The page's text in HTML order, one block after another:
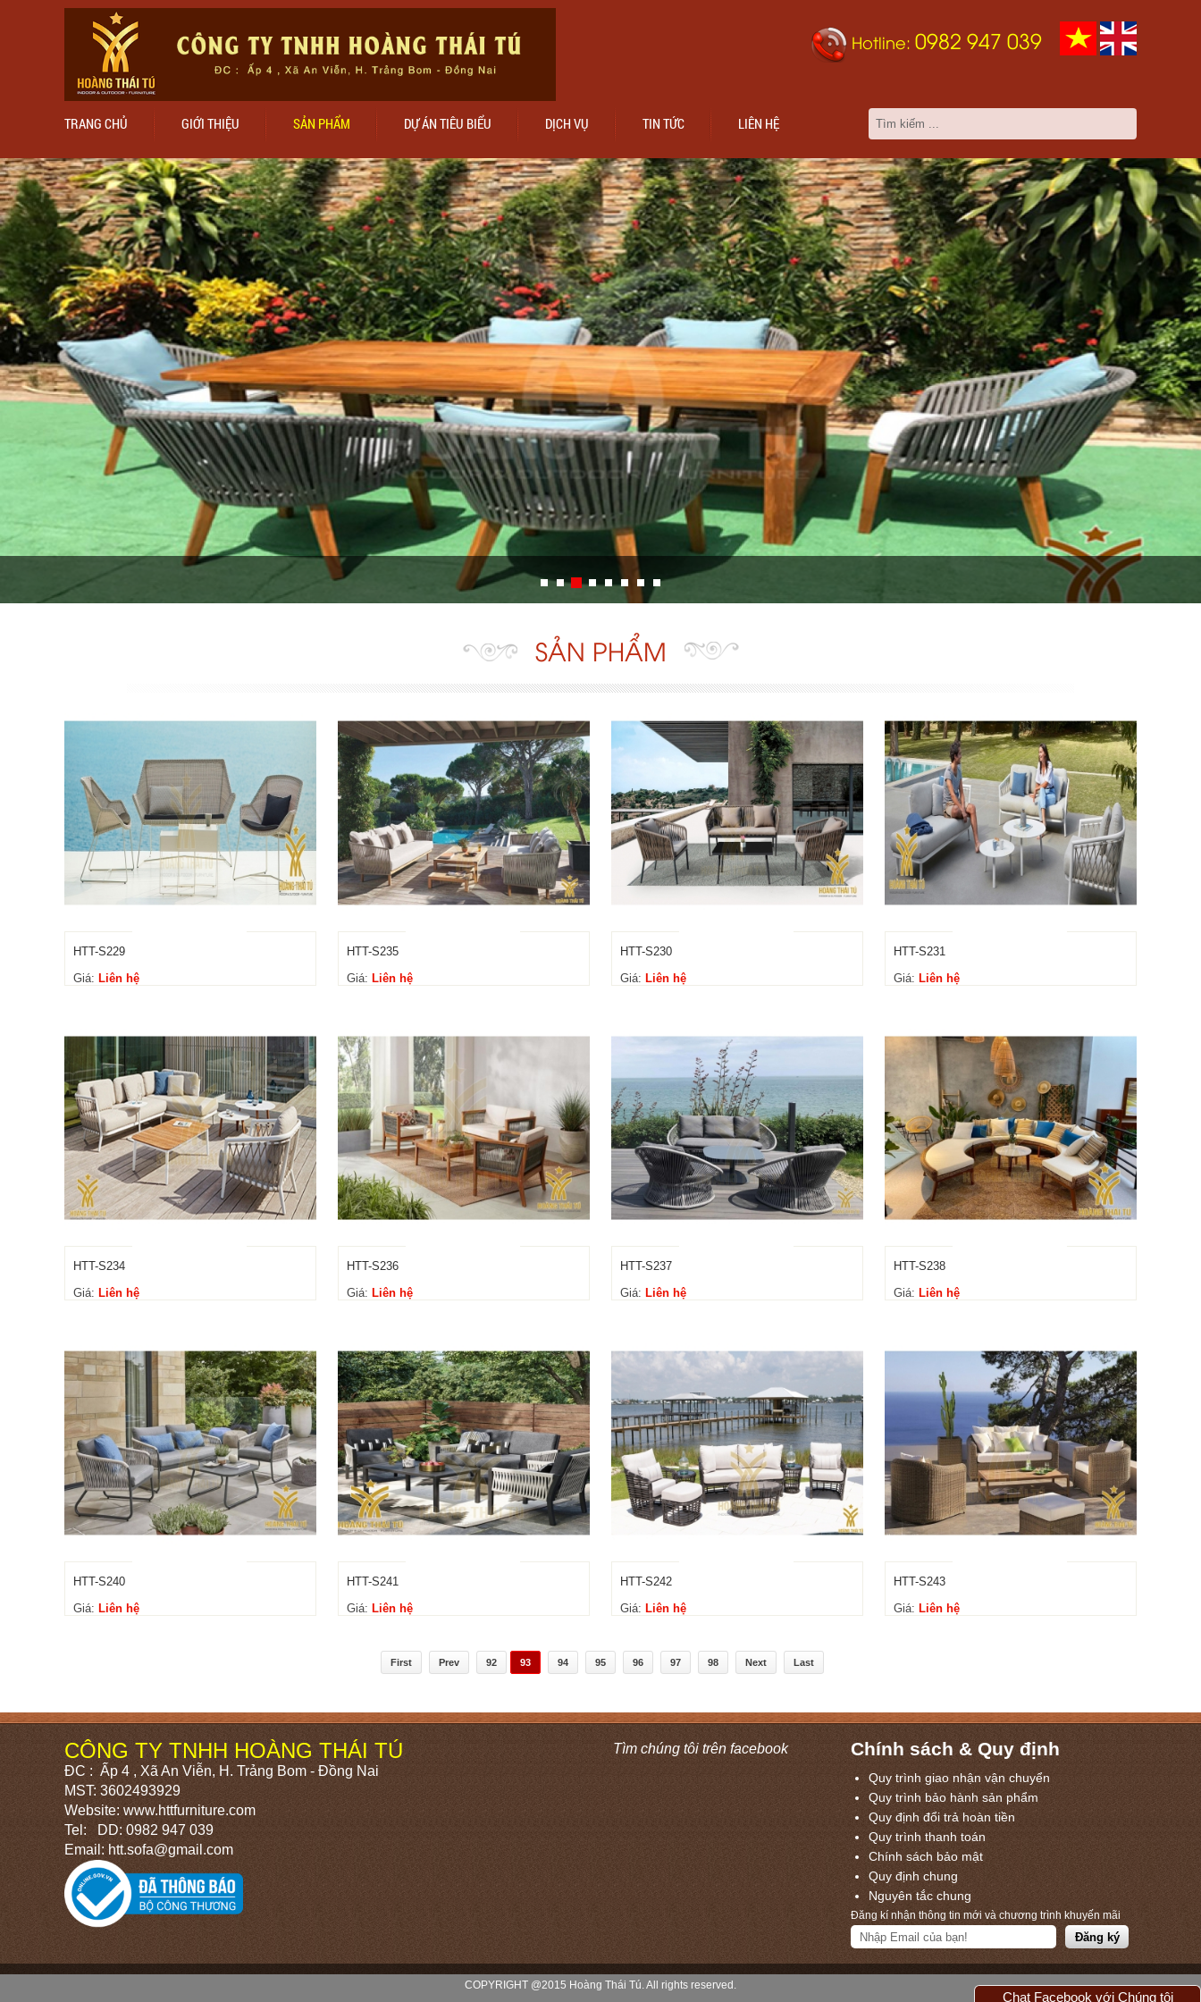
Hotline: 0982 947 039
TRANG CHỦ GIỚI THIỆU SẢN PHẨM DỰ ÁN TIÊU BIỂU DỊCH VỤ TIN TỨC LIÊN HỆ
SẢN PHẨM
HTT-S229
Giá: Liên hệ
HTT-S235
Giá: Liên hệ
HTT-S230
Giá: Liên hệ
HTT-S231
Giá: Liên hệ
HTT-S234
Giá: Liên hệ
HTT-S236
Giá: Liên hệ
HTT-S237
Giá: Liên hệ
HTT-S238
Giá: Liên hệ
HTT-S240
Giá: Liên hệ
HTT-S241
Giá: Liên hệ
HTT-S242
Giá: Liên hệ
HTT-S243
Giá: Liên hệ
First Prev 92 93 94 95 96 97 98 Next Last
CÔNG TY TNHH HOÀNG THÁI TÚ
ĐC : Ấp 4 , Xã An Viễn, H. Trảng Bom - Đồng Nai
MST: 3602493929
Website: www.httfurniture.com
Tel: DD: 0982 947 039
Email: htt.sofa@gmail.com
Tìm chúng tôi trên facebook Chính sách & Quy định
Quy trình giao nhận vận chuyển
Quy trình bảo hành sản phẩm
Quy định đổi trả hoàn tiền
Quy trình thanh toán
Chính sách bảo mật
Quy định chung
Nguyên tắc chung
Đăng kí nhận thông tin mới và chương trình khuyến mãi
COPYRIGHT @2015 Hoàng Thái Tú. All rights reserved.
Chat Facebook với Chúng tôi